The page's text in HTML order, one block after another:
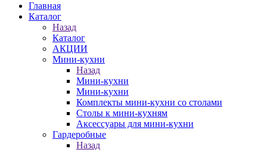
Главная
Каталог
Назад
Каталог
АКЦИИ
Мини-кухни
Назад
Мини-кухни
Мини-кухни
Комплекты мини-кухни со столами
Столы к мини-кухням
Аксессуары для мини-кухни
Гардеробные
Назад